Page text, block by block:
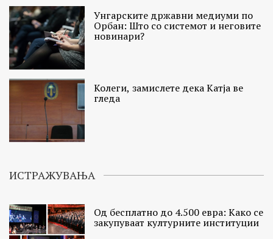
Унгарските државни медиуми по
Орбан: Што со системот и неговите
новинари?
Колеги, замислете дека Катја ве
гледа
ИСТРАЖУВАЊА
Од бесплатно до 4.500 евра: Како се
закупуваат културните институции